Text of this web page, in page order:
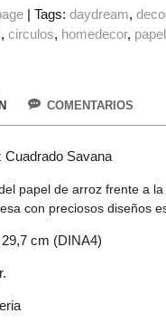
|Tags:daydream
circulos homedecor
COMENTARIOS
Cuadrado Savana
papel de arroz frente a
con preciosos diseños
cm (DINA4)